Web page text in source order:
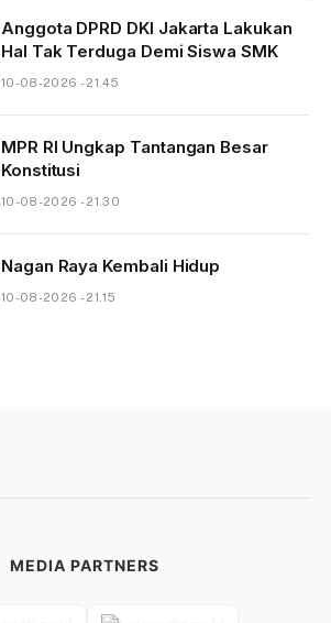
Anggota DPRD DKI Jakarta Lakukan
Hal Tak Terduga Demi Siswa SMK
10-08-2026 - 21.45
MPR RI Ungkap Tantangan Besar
Konstitusi
10-08-2026 - 21.30
Nagan Raya Kembali Hidup
10-08-2026 - 21.15
MEDIA PARTNERS